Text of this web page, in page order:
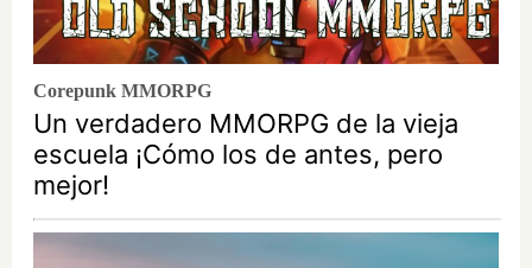
Corepunk MMORPG
Un verdadero MMORPG de la vieja
escuela ¡Cómo los de antes, pero
mejor!